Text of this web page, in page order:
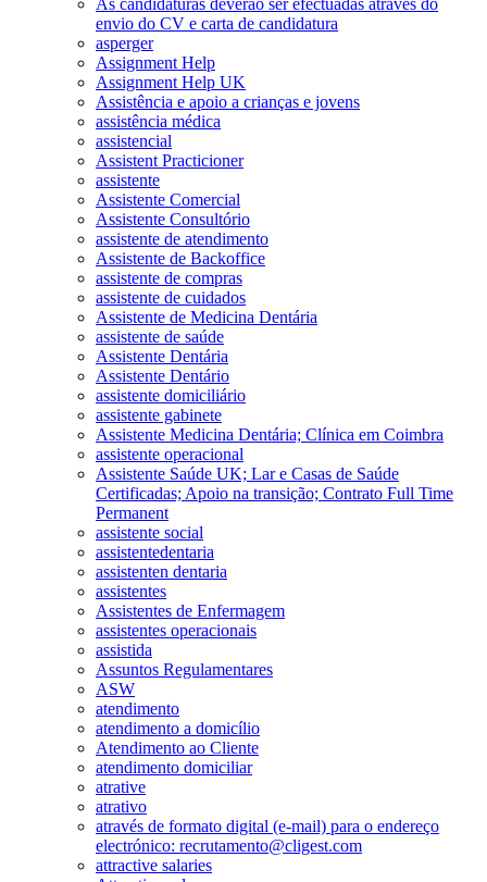
envio do CV e carta de candidatura
asperger
Assignment Help
Assignment Help UK
Assistência e apoio a crianças e jovens
assistência médica
assistencial
Assistent Practicioner
assistente
Assistente Comercial
Assistente Consultório
assistente de atendimento
Assistente de Backoffice
assistente de compras
assistente de cuidados
Assistente de Medicina Dentária
assistente de saúde
Assistente Dentária
Assistente Dentário
assistente domiciliário
assistente gabinete
Assistente Medicina Dentária; Clínica em Coimbra
assistente operacional
Assistente Saúde UK; Lar e Casas de Saúde
Certificadas; Apoio na transição; Contrato Full Time
Permanent
assistente social
assistentedentaria
assistenten dentaria
assistentes
Assistentes de Enfermagem
assistentes operacionais
assistida
Assuntos Regulamentares
ASW
atendimento
atendimento a domicílio
Atendimento ao Cliente
atendimento domiciliar
atrative
atrativo
através de formato digital (e-mail) para o endereço
electrónico: recrutamento@cligest.com
attractive salaries